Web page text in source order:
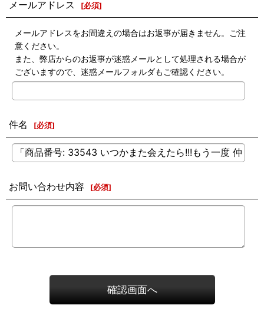
メールアドレス [必須]
メールアドレスをお間違えの場合はお返事が届きません。ご注
意ください。
また、弊店からのお返事が迷惑メールとして処理される場合が
ございますので、迷惑メールフォルダもご確認ください。
件名 [必須]
お問い合わせ内容 [必須]
確認画面へ